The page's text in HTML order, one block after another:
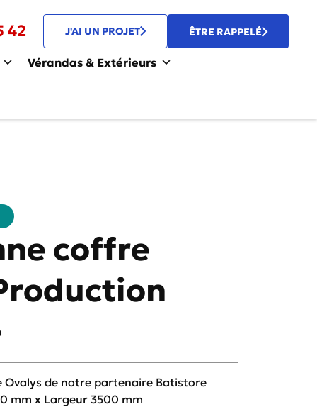
42 J'AI UN PROJET ÊTRE RAPPELÉ
Vérandas & Extérieurs
coffre
Ovalys de notre partenaire Batistore
mm x Largeur 3500 mm